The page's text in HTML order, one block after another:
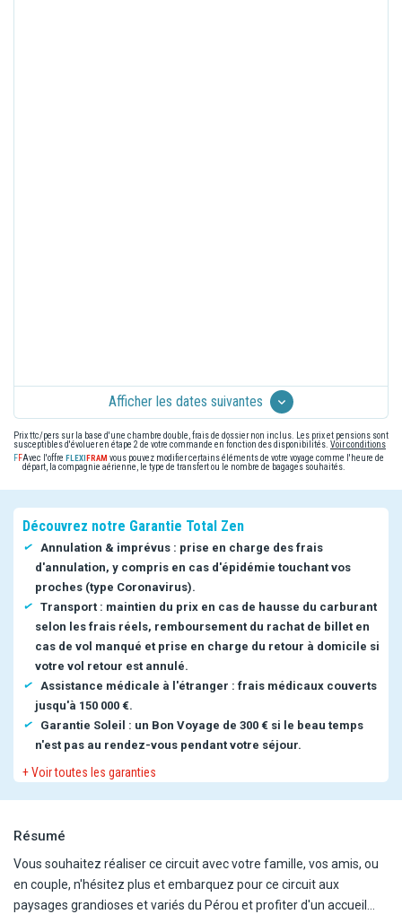
Afficher les dates suivantes
Prix ttc/pers sur la base d'une chambre double, frais de dossier non inclus. Les prix et pensions sont
susceptibles d'évoluer en étape 2 de votre commande en fonction des disponibilités. Voir conditions
Avec l'offre
vous pouvez modifier certains éléments de votre voyage comme l'heure de
départ, la compagnie aérienne, le type de transfert ou le nombre de bagages souhaités.
Découvrez notre Garantie Total Zen
Annulation & imprévus : prise en charge des frais
d'annulation, y compris en cas d'épidémie touchant vos
proches (type Coronavirus).
Transport : maintien du prix en cas de hausse du carburant
selon les frais réels, remboursement du rachat de billet en
cas de vol manqué et prise en charge du retour à domicile si
votre vol retour est annulé.
Assistance médicale à l'étranger : frais médicaux couverts
jusqu'à 150 000 €.
Garantie Soleil : un Bon Voyage de 300 € si le beau temps
n'est pas au rendez-vous pendant votre séjour.
+ Voir toutes les garanties
Résumé
Vous souhaitez réaliser ce circuit avec votre famille, vos amis, ou
en couple, n'hésitez plus et embarquez pour ce circuit aux
paysages grandioses et variés du Pérou et profiter d'un accueil